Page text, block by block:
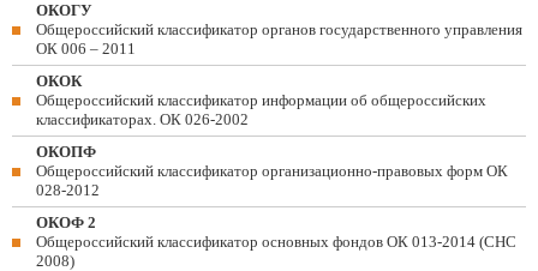
ОКОГУ
Общероссийский классификатор органов государственного управления
ОК 006 – 2011
ОКОК
Общероссийский классификатор информации об общероссийских
классификаторах. ОК 026-2002
ОКОПФ
Общероссийский классификатор организационно-правовых форм ОК
028-2012
ОКОФ 2
Общероссийский классификатор основных фондов ОК 013-2014 (СНС
2008)